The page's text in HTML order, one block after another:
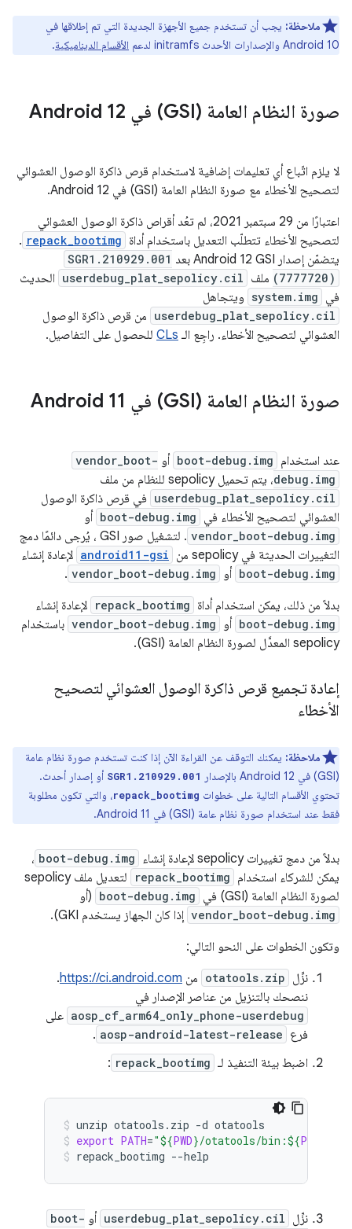
ملاحظة: يجب أن تستخدم جميع الأجهزة الجديدة التي تم إطلاقها في
Android 10 والإصدارات الأحدث initramfs لدعم
الأقسام الديناميكية.
صورة النظام العامة (GSI) في Android 12
لا يلزم اتّباع أي تعليمات إضافية لاستخدام قرص ذاكرة الوصول العشوائي
لتصحيح الأخطاء مع صورة النظام العامة (GSI) في Android 12.
اعتبارًا من 29 سبتمبر 2021، لم تعُد أقراص ذاكرة الوصول العشوائي
لتصحيح الأخطاء تتطلّب التعديل باستخدام أداة repack_bootimg
.
يتضمّن إصدار Android 12 GSI بعد
SGR1.210929.001
(7777720) ملف userdebug_plat_sepolicy.cil الحديث
في system.img ويتجاهل
userdebug_plat_sepolicy.cil من قرص ذاكرة الوصول
العشوائي لتصحيح الأخطاء. راجِع الـ CLs للحصول على التفاصيل.
صورة النظام العامة (GSI) في Android 11
عند استخدام boot-debug.img أو vendor_boot-
debug.img، يتم تحميل sepolicy للنظام من ملف
userdebug_plat_sepolicy.cil في قرص ذاكرة الوصول
العشوائي لتصحيح الأخطاء في boot-debug.img أو
vendor_boot-debug.img
. لتشغيل صور GSI ، يُرجى دائمًا دمج
التغييرات الحديثة في sepolicy من
android11-gsi لإعادة إنشاء
boot-debug.img أو vendor_boot-debug.img
.
بدلاً من ذلك، يمكن استخدام أداة repack_bootimg لإعادة إنشاء
boot-debug.img أو vendor_boot-debug.img باستخدام
sepolicy المعدَّل لصورة النظام العامة (GSI).
إعادة تجميع قرص ذاكرة الوصول العشوائي لتصحيح
الأخطاء
ملاحظة: يمكنك التوقف عن القراءة الآن إذا كنت تستخدم صورة نظام عامة
(GSI) في Android 12 بالإصدار
SGR1.210929.001 أو إصدار أحدث.
تحتوي الأقسام التالية على خطوات repack_bootimg، والتي تكون مطلوبة
فقط عند استخدام صورة نظام عامة (GSI) في Android 11.
بدلاً من دمج تغييرات sepolicy لإعادة إنشاء boot-debug.img ،
يمكن للشركاء استخدام repack_bootimg
لتعديل ملف sepolicy
لصورة النظام العامة (GSI) في
boot-debug.img (أو
vendor_boot-debug.img إذا كان الجهاز يستخدم GKI).
وتكون الخطوات على النحو التالي:
نزِّل otatools.zip من https://ci.android.com
.
ننصحك بالتنزيل من عناصر الإصدار في
aosp_cf_arm64_only_phone-userdebug على
فرع aosp-android-latest-release
.
اضبط بيئة التنفيذ لـ repack_bootimg
:
unzip otatools.zip -d otatools
export PATH="${PWD}/otatools/bin:${PATH
repack_bootimg --help
نزِّل userdebug_plat_sepolicy.cil أو boot-